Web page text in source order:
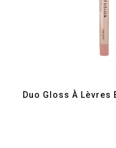
Duo Gloss À Lèvres